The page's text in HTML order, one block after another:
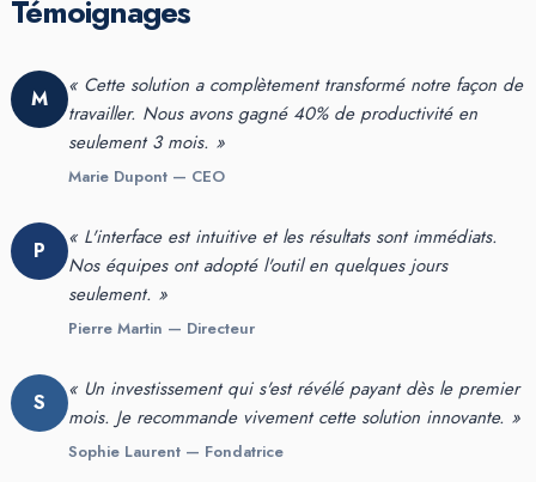
Témoignages
M
« Cette solution a complètement transformé notre façon de
travailler. Nous avons gagné 40% de productivité en
seulement 3 mois. »
Marie Dupont — CEO
P
« L'interface est intuitive et les résultats sont immédiats.
Nos équipes ont adopté l'outil en quelques jours
seulement. »
Pierre Martin — Directeur
S
« Un investissement qui s'est révélé payant dès le premier
mois. Je recommande vivement cette solution innovante. »
Sophie Laurent — Fondatrice